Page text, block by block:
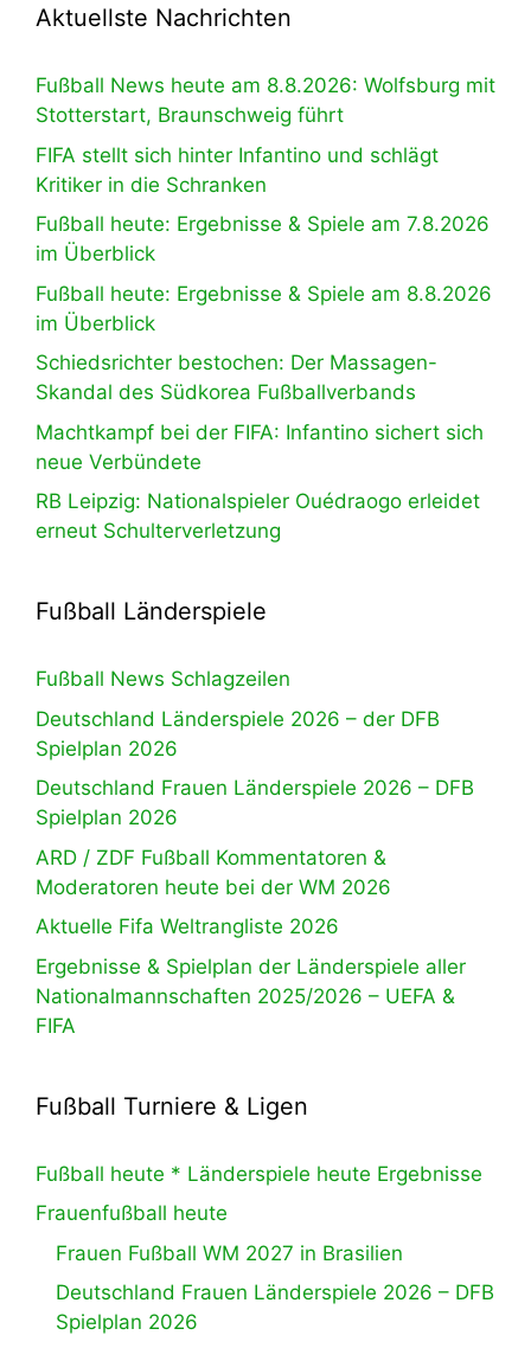
Aktuellste Nachrichten
Fußball News heute am 8.8.2026: Wolfsburg mit
Stotterstart, Braunschweig führt
FIFA stellt sich hinter Infantino und schlägt
Kritiker in die Schranken
Fußball heute: Ergebnisse & Spiele am 7.8.2026
im Überblick
Fußball heute: Ergebnisse & Spiele am 8.8.2026
im Überblick
Schiedsrichter bestochen: Der Massagen-
Skandal des Südkorea Fußballverbands
Machtkampf bei der FIFA: Infantino sichert sich
neue Verbündete
RB Leipzig: Nationalspieler Ouédraogo erleidet
erneut Schulterverletzung
Fußball Länderspiele
Fußball News Schlagzeilen
Deutschland Länderspiele 2026 – der DFB
Spielplan 2026
Deutschland Frauen Länderspiele 2026 – DFB
Spielplan 2026
ARD / ZDF Fußball Kommentatoren &
Moderatoren heute bei der WM 2026
Aktuelle Fifa Weltrangliste 2026
Ergebnisse & Spielplan der Länderspiele aller
Nationalmannschaften 2025/2026 – UEFA &
FIFA
Fußball Turniere & Ligen
Fußball heute * Länderspiele heute Ergebnisse
Frauenfußball heute
Frauen Fußball WM 2027 in Brasilien
Deutschland Frauen Länderspiele 2026 – DFB
Spielplan 2026